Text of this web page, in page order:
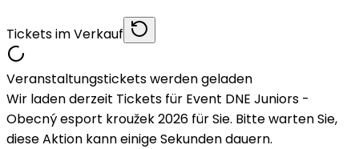
Tickets im Verkauf
Veranstaltungstickets werden geladen
Wir laden derzeit Tickets für Event DNE Juniors -
Obecný esport kroužek 2026 für Sie. Bitte warten Sie,
diese Aktion kann einige Sekunden dauern.